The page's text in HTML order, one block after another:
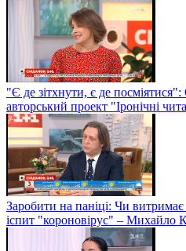
"Є де зітхнути, є де
авторський проект "Іронічні
Заробити на паніці: Чи витримає
іспит "короновірус" – Михайло